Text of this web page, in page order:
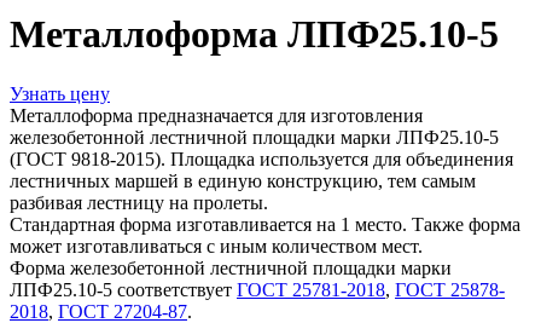
Металлоформа ЛПФ25.10-5
Узнать цену
Металлоформа предназначается для изготовления
железобетонной лестничной площадки марки ЛПФ25.10-5
(ГОСТ 9818-2015). Площадка используется для объединения
лестничных маршей в единую конструкцию, тем самым
разбивая лестницу на пролеты.
Стандартная форма изготавливается на 1 место. Также форма
может изготавливаться с иным количеством мест.
Форма железобетонной лестничной площадки марки
ЛПФ25.10-5 соответствует ГОСТ 25781-2018, ГОСТ 25878-
2018, ГОСТ 27204-87.